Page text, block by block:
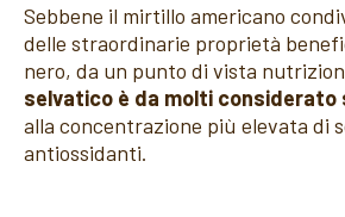
Sebbene il mirtillo americano
delle straordinarie proprietà
nero, da un punto di vista
selvatico è da molti considerato
alla concentrazione più elevata di
antiossidanti.